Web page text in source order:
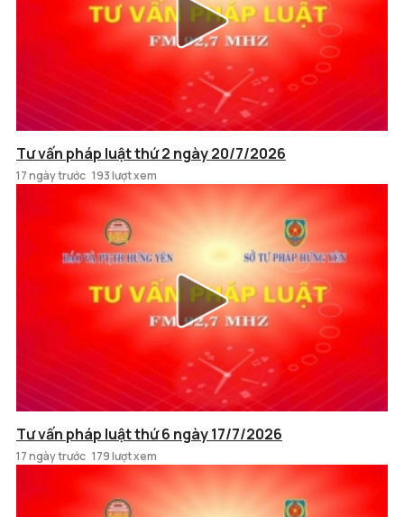
Tư vấn pháp luật thứ 2 ngày 20/7/2026
17 ngày trước 193 lượt xem
Tư vấn pháp luật thứ 6 ngày 17/7/2026
17 ngày trước 179 lượt xem